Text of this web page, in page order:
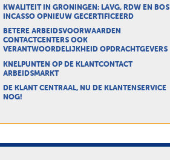
KWALITEIT IN GRONINGEN: LAVG, RDW EN BOS
INCASSO OPNIEUW GECERTIFICEERD
BETERE ARBEIDSVOORWAARDEN
CONTACTCENTERS OOK
VERANTWOORDELIJKHEID OPDRACHTGEVERS
KNELPUNTEN OP DE KLANTCONTACT
ARBEIDSMARKT
DE KLANT CENTRAAL, NU DE KLANTENSERVICE
NOG!